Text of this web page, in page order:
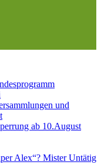
und
ab 10.August
Alex“? Mister Untätig